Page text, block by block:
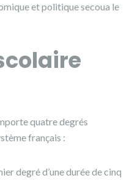
et politique secoua le
quatre degrés
français :
degré d’une durée de cinq